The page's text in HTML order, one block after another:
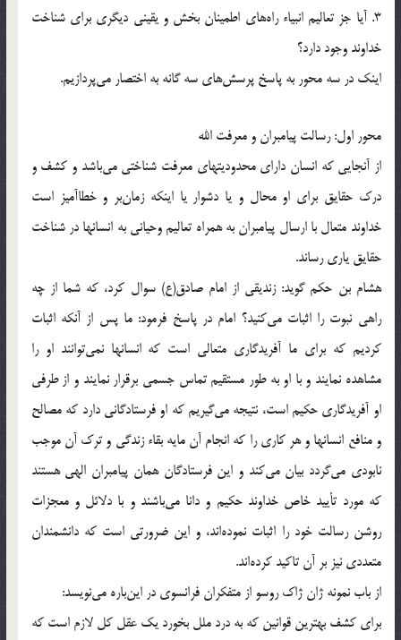
3. آیا جز تعاليم انبياء راه‌هاي اطمينان بخش و يقيني دیگری براي شناخت
خداوند وجود دارد؟
اينك در سه محور به پاسخ پرسش‌هاي سه گانه به اختصار مي‌پردازيم.
محور اول: ‌رسالت پيامبران و معرفت الله
از آنجايي كه انسان داراي محدوديتهاي معرفت شناختي مي‌باشد و كشف و
درك حقايق براي او محال و يا دشوار يا اينكه زمان‌بر و خطاآميز است
خداوند متعال با ارسال پيامبران به همراه تعاليم وحياني به انسانها در شناخت
حقايق ياري رساند.
هشام بن حكم گويد: زنديقي از امام صادق(ع) سوال كرد، كه شما از چه
راهي نبوت را اثبات مي‌كنيد؟ امام در پاسخ فرمود: ما پس از آنكه اثبات
كرديم كه براي ما آفريدگاري متعالي است كه انسانها نمي‌توانند او را
مشاهده نمايند و با او به طور مستقيم تماس جسمي برقرار نمايند و از طرفي
او آفريدگاري حكيم است، نتيجه مي‌گيريم كه او فرستادگاني دارد كه مصالح
و منافع انسانها و هر كاري را كه انجام آن مايه بقاء زندگي و ترك آن موجب
نابودي مي‌گردد بيان مي‌كند و اين فرستادگان همان پيامبران الهي هستند
كه مورد تأييد خاص خداوند حكيم و دانا مي‌باشند و با دلائل و معجزات
روشن رسالت خود را اثبات نموده‌اند، و اين ضرورتي است كه دانشمندان
متعددي نيز بر آن تاكيد كرده‌اند.
از باب نمونه ژان ژاك روسو از متفكران فرانسوي در اين‌باره مي‌نويسد:
براي كشف بهترين قوانين كه به درد ملل بخورد يك عقل كل لازم است كه